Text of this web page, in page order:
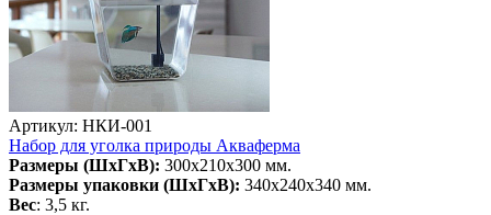
Артикул: НКИ-001
Набор для уголка природы Акваферма
Размеры (ШхГхВ): 300х210х300 мм.
Размеры упаковки (ШхГхВ): 340х240х340 мм.
Вес: 3,5 кг.